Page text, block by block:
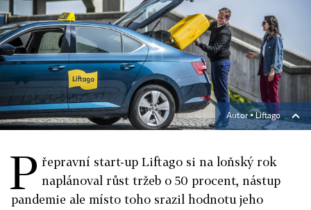
Autor ▪ Liftago
P řepravní start-up Liftago si na loňský rok
naplánoval růst tržeb o 50 procent, nástup
pandemie ale místo toho srazil hodnotu jeho